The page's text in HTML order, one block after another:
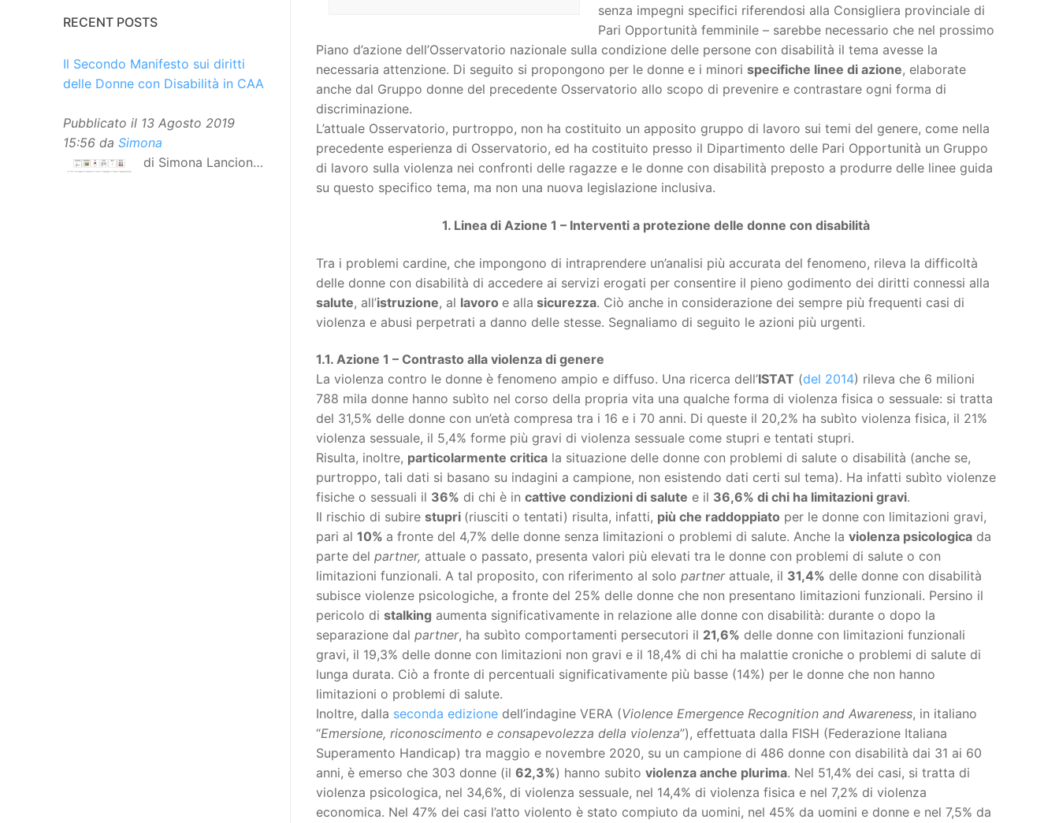
senza impegni specifici riferendosi alla Consigliera provinciale di
Pari Opportunità femminile – sarebbe necessario che nel prossimo
Piano d’azione dell’Osservatorio nazionale sulla condizione delle persone con disabilità il tema avesse la
necessaria attenzione. Di seguito si propongono per le donne e i minori specifiche linee di azione, elaborate
anche dal Gruppo donne del precedente Osservatorio allo scopo di prevenire e contrastare ogni forma di
discriminazione.
L’attuale Osservatorio, purtroppo, non ha costituito un apposito gruppo di lavoro sui temi del genere, come nella
precedente esperienza di Osservatorio, ed ha costituito presso il Dipartimento delle Pari Opportunità un Gruppo
di lavoro sulla violenza nei confronti delle ragazze e le donne con disabilità preposto a produrre delle linee guida
su questo specifico tema, ma non una nuova legislazione inclusiva.
1. Linea di Azione 1 – Interventi a protezione delle donne con disabilità
Tra i problemi cardine, che impongono di intraprendere un’analisi più accurata del fenomeno, rileva la difficoltà
delle donne con disabilità di accedere ai servizi erogati per consentire il pieno godimento dei diritti connessi alla
salute, all’istruzione, al lavoro e alla sicurezza. Ciò anche in considerazione dei sempre più frequenti casi di
violenza e abusi perpetrati a danno delle stesse. Segnaliamo di seguito le azioni più urgenti.
1.1. Azione 1 – Contrasto alla violenza di genere
La violenza contro le donne è fenomeno ampio e diffuso. Una ricerca dell’ISTAT (del 2014) rileva che 6 milioni
788 mila donne hanno subìto nel corso della propria vita una qualche forma di violenza fisica o sessuale: si tratta
del 31,5% delle donne con un’età compresa tra i 16 e i 70 anni. Di queste il 20,2% ha subìto violenza fisica, il 21%
violenza sessuale, il 5,4% forme più gravi di violenza sessuale come stupri e tentati stupri.
Risulta, inoltre, particolarmente critica la situazione delle donne con problemi di salute o disabilità (anche se,
purtroppo, tali dati si basano su indagini a campione, non esistendo dati certi sul tema). Ha infatti subìto violenze
fisiche o sessuali il 36% di chi è in cattive condizioni di salute e il 36,6% di chi ha limitazioni gravi.
Il rischio di subire stupri (riusciti o tentati) risulta, infatti, più che raddoppiato per le donne con limitazioni gravi,
pari al 10% a fronte del 4,7% delle donne senza limitazioni o problemi di salute. Anche la violenza psicologica da
parte del partner, attuale o passato, presenta valori più elevati tra le donne con problemi di salute o con
limitazioni funzionali. A tal proposito, con riferimento al solo partner attuale, il 31,4% delle donne con disabilità
subisce violenze psicologiche, a fronte del 25% delle donne che non presentano limitazioni funzionali. Persino il
pericolo di stalking aumenta significativamente in relazione alle donne con disabilità: durante o dopo la
separazione dal partner, ha subìto comportamenti persecutori il 21,6% delle donne con limitazioni funzionali
gravi, il 19,3% delle donne con limitazioni non gravi e il 18,4% di chi ha malattie croniche o problemi di salute di
lunga durata. Ciò a fronte di percentuali significativamente più basse (14%) per le donne che non hanno
limitazioni o problemi di salute.
Inoltre, dalla seconda edizione dell’indagine VERA (Violence Emergence Recognition and Awareness, in italiano
“Emersione, riconoscimento e consapevolezza della violenza”), effettuata dalla FISH (Federazione Italiana
Superamento Handicap) tra maggio e novembre 2020, su un campione di 486 donne con disabilità dai 31 ai 60
anni, è emerso che 303 donne (il 62,3%) hanno subito violenza anche plurima. Nel 51,4% dei casi, si tratta di
violenza psicologica, nel 34,6%, di violenza sessuale, nel 14,4% di violenza fisica e nel 7,2% di violenza
economica. Nel 47% dei casi l’atto violento è stato compiuto da uomini, nel 45% da uomini e donne e nel 7,5% da
RECENT POSTS
Il Secondo Manifesto sui diritti
delle Donne con Disabilità in CAA
Pubblicato il 13 Agosto 2019
15:56 da Simona
di Simona Lancioni,